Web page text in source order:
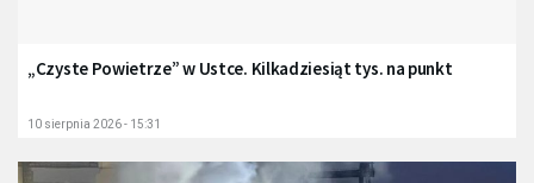
„Czyste Powietrze” w Ustce. Kilkadziesiąt tys. na punkt
10 sierpnia 2026 - 15:31